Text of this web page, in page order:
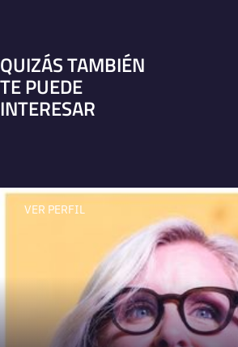
QUIZÁS TAMBIÉN
TE PUEDE
INTERESAR
VER PERFIL